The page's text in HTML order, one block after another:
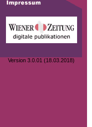
Version 3.0.01 (18.03.2018)